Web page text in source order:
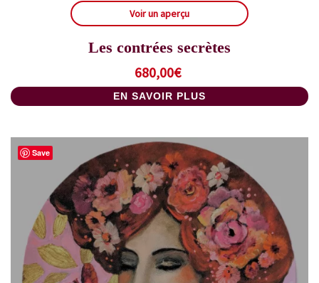
Voir un aperçu
Les contrées secrètes
680,00€
EN SAVOIR PLUS
Save